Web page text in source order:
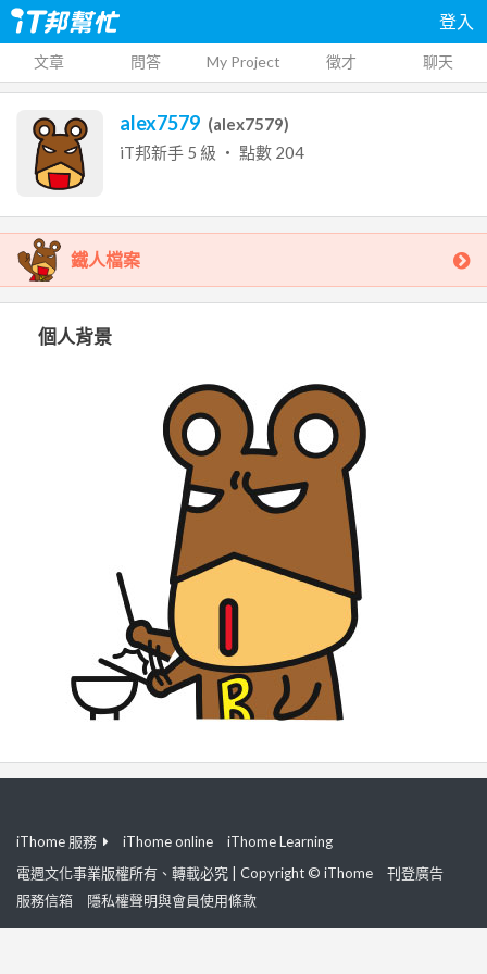
登入
文章 問答 My Project 徵才 聊天
alex7579 (alex7579)
iT邦新手 5 級 ‧ 點數 204
鐵人檔案
個人背景
iThome 服務 iThome online
iThome Learning
電週文化事業版權所有、轉載必究 | Copyright © iThome
刊登廣告
服務信箱
隱私權聲明與會員使用條款